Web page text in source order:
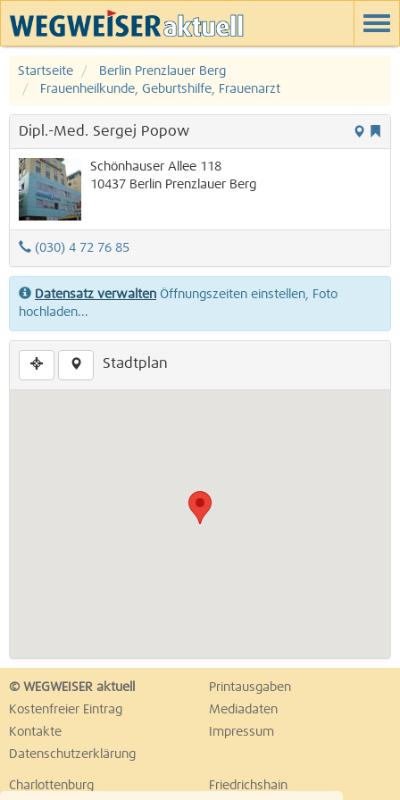
Startseite
Berlin Prenzlauer Berg
Frauenheilkunde, Geburtshilfe, Frauenarzt
Dipl.-Med. Sergej Popow
Schönhauser Allee 118
10437 Berlin Prenzlauer Berg
(030) 4 72 76 85
Datensatz verwalten Öffnungszeiten einstellen, Foto
hochladen...
Stadtplan
© WEGWEISER aktuell
Printausgaben
Kostenfreier Eintrag
Mediadaten
Kontakte
Impressum
Datenschutzerklärung
Charlottenburg Friedrichshain